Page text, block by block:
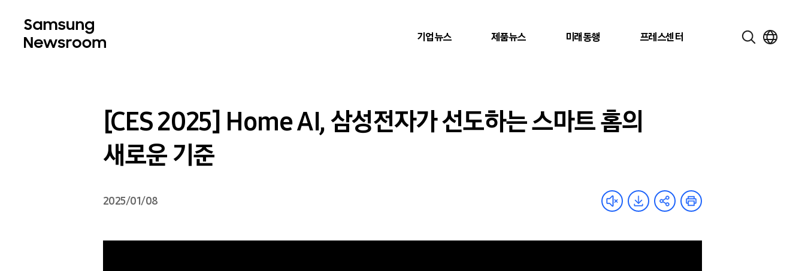
기업뉴스 제품뉴스 미래동행 프레스센터
[CES 2025] Home AI, 삼성전자가 선도하는 스마트 홈의
새로운 기준
2025/01/08